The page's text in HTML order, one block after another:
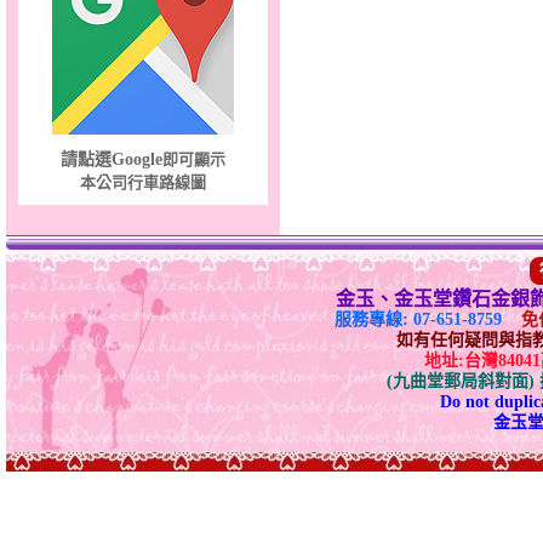
只愛你～男黃金戒指
請點選Google即可顯示
本公司行車路線圖
金玉、金玉堂鑽石金銀
服務專線: 07-651-8759
免
如有任何疑問與指
地址:台灣
(九曲堂郵局斜對面)
Do not
金玉